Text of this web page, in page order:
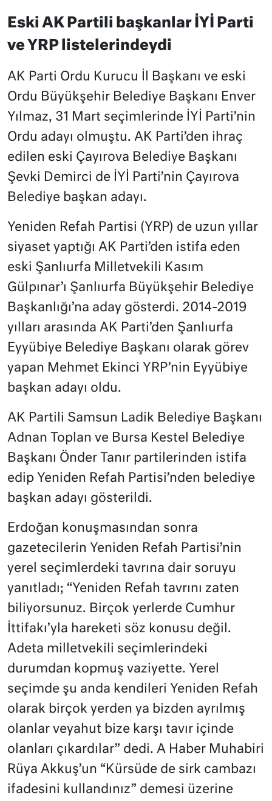
Eski AK Partili başkanlar İYİ Parti
ve YRP listelerindeydi
AK Parti Ordu Kurucu İl Başkanı ve eski
Ordu Büyükşehir Belediye Başkanı Enver
Yılmaz, 31 Mart seçimlerinde İYİ Parti’nin
Ordu adayı olmuştu. AK Parti’den ihraç
edilen eski Çayırova Belediye Başkanı
Şevki Demirci de İYİ Parti’nin Çayırova
Belediye başkan adayı.
Yeniden Refah Partisi (YRP) de uzun yıllar
siyaset yaptığı AK Parti’den istifa eden
eski Şanlıurfa Milletvekili Kasım
Gülpınar’ı Şanlıurfa Büyükşehir Belediye
Başkanlığı’na aday gösterdi. 2014-2019
yılları arasında AK Parti’den Şanlıurfa
Eyyübiye Belediye Başkanı olarak görev
yapan Mehmet Ekinci YRP’nin Eyyübiye
başkan adayı oldu.
AK Partili Samsun Ladik Belediye Başkanı
Adnan Toplan ve Bursa Kestel Belediye
Başkanı Önder Tanır partilerinden istifa
edip Yeniden Refah Partisi’nden belediye
başkan adayı gösterildi.
Erdoğan konuşmasından sonra
gazetecilerin Yeniden Refah Partisi’nin
yerel seçimlerdeki tavrına dair soruyu
yanıtladı; “Yeniden Refah tavrını zaten
biliyorsunuz. Birçok yerlerde Cumhur
İttifakı’yla hareketi söz konusu değil.
Adeta milletvekili seçimlerindeki
durumdan kopmuş vaziyette. Yerel
seçimde şu anda kendileri Yeniden Refah
olarak birçok yerden ya bizden ayrılmış
olanlar veyahut bize karşı tavır içinde
olanları çıkardılar” dedi. A Haber Muhabiri
Rüya Akkuş’un “Kürsüde de sirk cambazı
ifadesini kullandınız” demesi üzerine